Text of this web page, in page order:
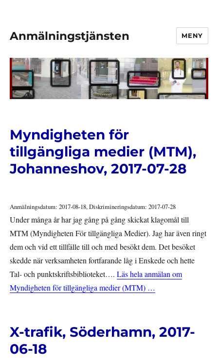
Anmälningstjänsten MENY
Myndigheten för
tillgängliga medier (MTM),
Johanneshov, 2017-07-28
Anmälningsdatum: 2017-08-18, Diskrimineringsdatum: 2017-07-28
Under många år har jag gång på gång skickat klagomål till
MTM (Myndigheten För tillgängliga Medier). Jag har även ringt
dem och vid ett tillfälle till och med besökt dem. Det besöket
skedde när verksamheten fortfarande låg i Enskede och hette
Tal- och punktskriftsbiblioteket….Läs hela anmälan om
Myndigheten för tillgängliga medier (MTM) …
X-trafik, Söderhamn, 2017-
06-18